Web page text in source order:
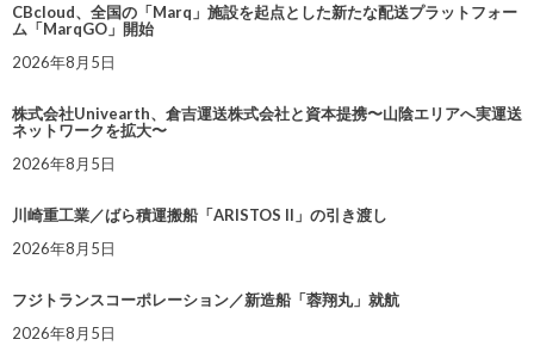
CBcloud、全国の「Marq」施設を起点とした新たな配送プラットフォー
ム「MarqGO」開始
2026年8月5日
株式会社Univearth、倉吉運送株式会社と資本提携〜山陰エリアへ実運送
ネットワークを拡大〜
2026年8月5日
川崎重工業／ばら積運搬船「ARISTOS II」の引き渡し
2026年8月5日
フジトランスコーポレーション／新造船「蓉翔丸」就航
2026年8月5日